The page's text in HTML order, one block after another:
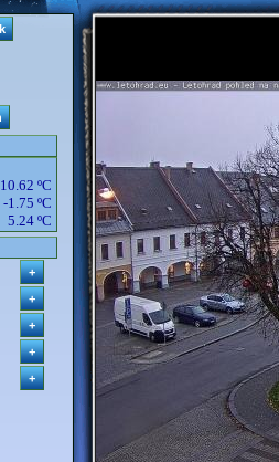
10.62 ºC
-1.75 ºC
5.24 ºC